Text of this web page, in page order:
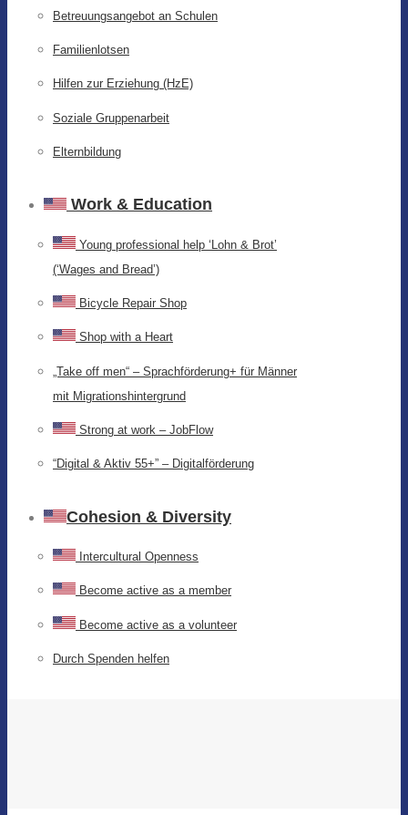
Betreuungsangebot an Schulen
Familienlotsen
Hilfen zur Erziehung (HzE)
Soziale Gruppenarbeit
Elternbildung
Work & Education
Young professional help ‘Lohn & Brot’
(‘Wages and Bread’)
Bicycle Repair Shop
Shop with a Heart
„Take off men“ – Sprachförderung+ für Männer
mit Migrationshintergrund
Strong at work – JobFlow
“Digital & Aktiv 55+” – Digitalförderung
Cohesion & Diversity
Intercultural Openness
Become active as a member
Become active as a volunteer
Durch Spenden helfen